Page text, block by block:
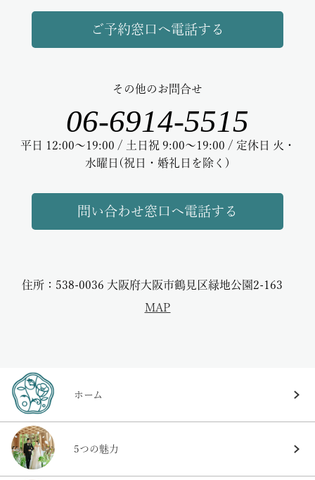
ご予約窓口へ電話する
その他のお問合せ
06-6914-5515
平日 12:00～19:00 / 土日祝 9:00～19:00 / 定休日 火・
水曜日(祝日・婚礼日を除く)
問い合わせ窓口へ電話する
住所：538-0036 大阪府大阪市鶴見区緑地公園2-163
MAP
ホーム
5つの魅力